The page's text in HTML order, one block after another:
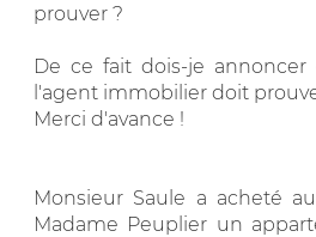
prouver ?
De ce fait dois-je
l'agent immobilier doit
Merci d'avance !
Monsieur Saule a acheté
Madame Peuplier un